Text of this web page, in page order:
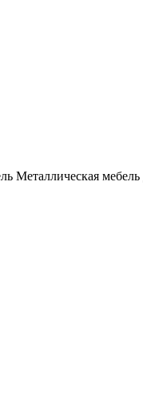
Металлическая мебель